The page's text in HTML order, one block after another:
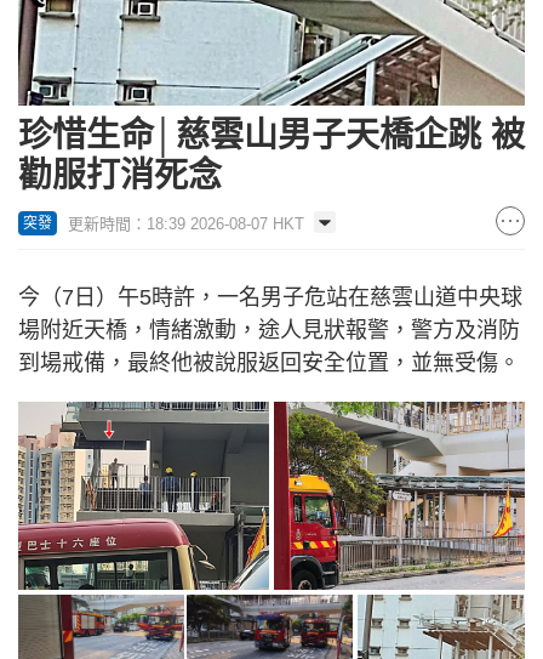
珍惜生命│慈雲山男子天橋企跳 被
勸服打消死念
突發 更新時間：18:39 2026-08-07 HKT
今（7日）午5時許，一名男子危站在慈雲山道中央球
場附近天橋，情緒激動，途人見狀報警，警方及消防
到場戒備，最終他被說服返回安全位置，並無受傷。